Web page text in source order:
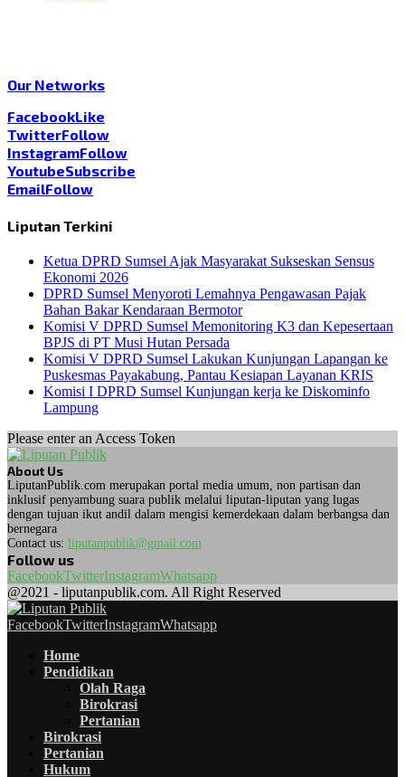
Our Networks
FacebookLike
TwitterFollow
InstagramFollow
YoutubeSubscribe
EmailFollow
Liputan Terkini
Ketua DPRD Sumsel Ajak Masyarakat Sukseskan Sensus
Ekonomi 2026
DPRD Sumsel Menyoroti Lemahnya Pengawasan Pajak
Bahan Bakar Kendaraan Bermotor
Komisi V DPRD Sumsel Memonitoring K3 dan Kepesertaan
BPJS di PT Musi Hutan Persada
Komisi V DPRD Sumsel Lakukan Kunjungan Lapangan ke
Puskesmas Payakabung, Pantau Kesiapan Layanan KRIS
Komisi I DPRD Sumsel Kunjungan kerja ke Diskominfo
Lampung
Please enter an Access Token
About Us
LiputanPublik.com merupakan portal media umum, non partisan dan
inklusif penyambung suara publik melalui liputan-liputan yang lugas
dengan tujuan ikut andil dalam mengisi kemerdekaan dalam berbangsa dan
bernegara
Contact us: liputanpublik@gmail.com
Follow us
FacebookTwitterInstagramWhatsapp
@2021 - liputanpublik.com. All Right Reserved
FacebookTwitterInstagramWhatsapp
Home
Pendidikan
Olah Raga
Birokrasi
Pertanian
Birokrasi
Pertanian
Hukum